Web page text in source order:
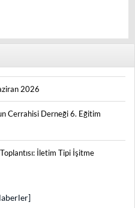
2026
Cerrahisi Derneği 6. Eğitim
İletim Tipi İşitme